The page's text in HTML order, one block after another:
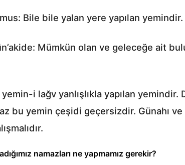
Bile bile yalan yere yapılan yemindir.
Mümkün olan ve geleceğe ait
i lağv yanlışlıkla yapılan yemindir.
bu yemin çeşidi geçersizdir. Günahı
namazları ne yapmamız gerekir?